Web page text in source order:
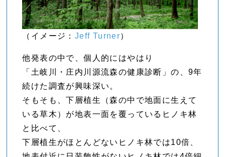
（イメージ： Jeff Turner）
他発表の中で、個人的にはやはり
「土岐川・庄内川源流森の健康診断」の、9年
続けた調査が興味深い。
そもそも、下層植生（森の中で地面に生えて
いる草木）が地表一面を覆っているヒノキ林
と比べて、
下層植生がほとんどないヒノキ林では10倍、